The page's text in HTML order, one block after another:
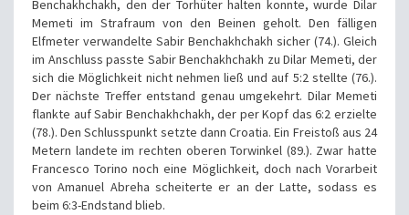
Benchakhchakh, den der Torhüter halten konnte, wurde Dilar
Memeti im Strafraum von den Beinen geholt. Den fälligen
Elfmeter verwandelte Sabir Benchakhchakh sicher (74.). Gleich
im Anschluss passte Sabir Benchakhchakh zu Dilar Memeti, der
sich die Möglichkeit nicht nehmen ließ und auf 5:2 stellte (76.).
Der nächste Treffer entstand genau umgekehrt. Dilar Memeti
flankte auf Sabir Benchakhchakh, der per Kopf das 6:2 erzielte
(78.). Den Schlusspunkt setzte dann Croatia. Ein Freistoß aus 24
Metern landete im rechten oberen Torwinkel (89.). Zwar hatte
Francesco Torino noch eine Möglichkeit, doch nach Vorarbeit
von Amanuel Abreha scheiterte er an der Latte, sodass es
beim 6:3-Endstand blieb.